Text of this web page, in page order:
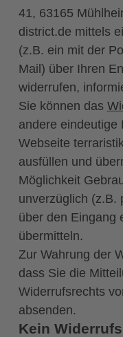
41, 63165
district.de mittels
(z.B. ein mit der
Mail) über Ihren
widerrufen,
Sie können das
andere eindeutige
Webseite
ausfüllen und
Möglichkeit
unverzüglich (z.B.
über den Eingang
übermitteln.
Zur Wahrung der
dass Sie die
Widerrufsrechts
absenden.
Kein